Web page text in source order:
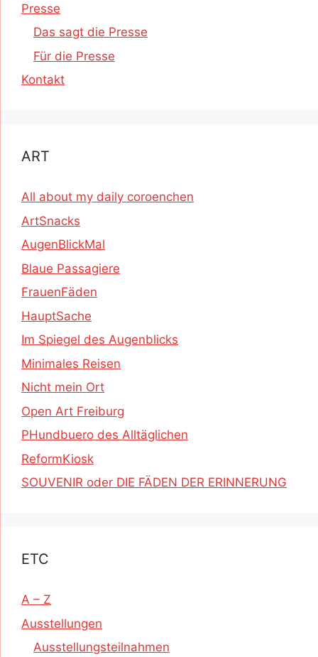
Presse
Das sagt die Presse
Für die Presse
Kontakt
ART
All about my daily coroenchen
ArtSnacks
AugenBlickMal
Blaue Passagiere
FrauenFäden
HauptSache
Im Spiegel des Augenblicks
Minimales Reisen
Nicht mein Ort
Open Art Freiburg
PHundbuero des Alltäglichen
ReformKiosk
SOUVENIR oder DIE FÄDEN DER ERINNERUNG
ETC
A – Z
Ausstellungen
Ausstellungsteilnahmen